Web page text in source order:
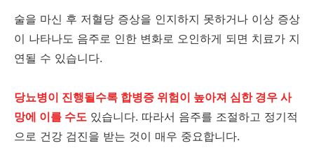
술을 마신 후 저혈당 증상을 인지하지 못하거나 이상 증상
이 나타나도 음주로 인한 변화로 오인하게 되면 치료가 지
연될 수 있습니다.
당뇨병이 진행될수록 합병증 위험이 높아져 심한 경우 사
망에 이를 수도 있습니다. 따라서 음주를 조절하고 정기적
으로 건강 검진을 받는 것이 매우 중요합니다.